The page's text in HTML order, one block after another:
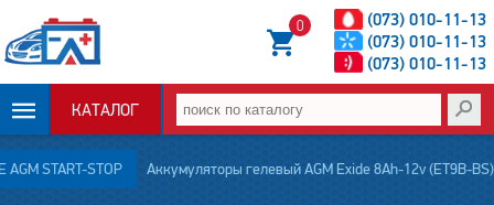
(073) 010-11-13
(073) 010-11-13
(073) 010-11-13
0
КАТАЛОГ
ОПЛАТА И
AGM START-STOP Аккумуляторы гелевый AGM Exide 8Ah-12v (ET9B-BS​)